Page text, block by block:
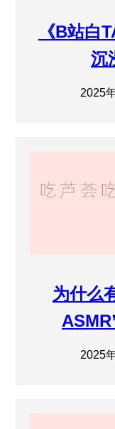
《B站白
沉
2025
为什么
2025